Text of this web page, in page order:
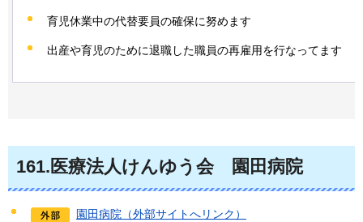
育児休業中の代替要員の確保に努めます
出産や育児のために退職した職員の再雇用を行なってます
161.医療法人けんゆう会 園田 病院
園田病院（外部サイトへリンク）